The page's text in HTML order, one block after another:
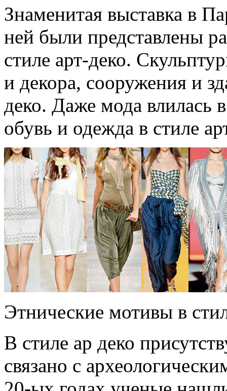
Знаменитая выставка в
ней были представлены
стиле арт-деко.
и декора, сооружения и
деко. Даже мода влилась
обувь и одежда в стиле
Этнические мотивы в
В стиле ар деко
связано с